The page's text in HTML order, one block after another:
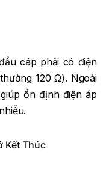
cáp phải có điện
120 Ω). Ngoài
ổn định điện áp
Kết Thúc